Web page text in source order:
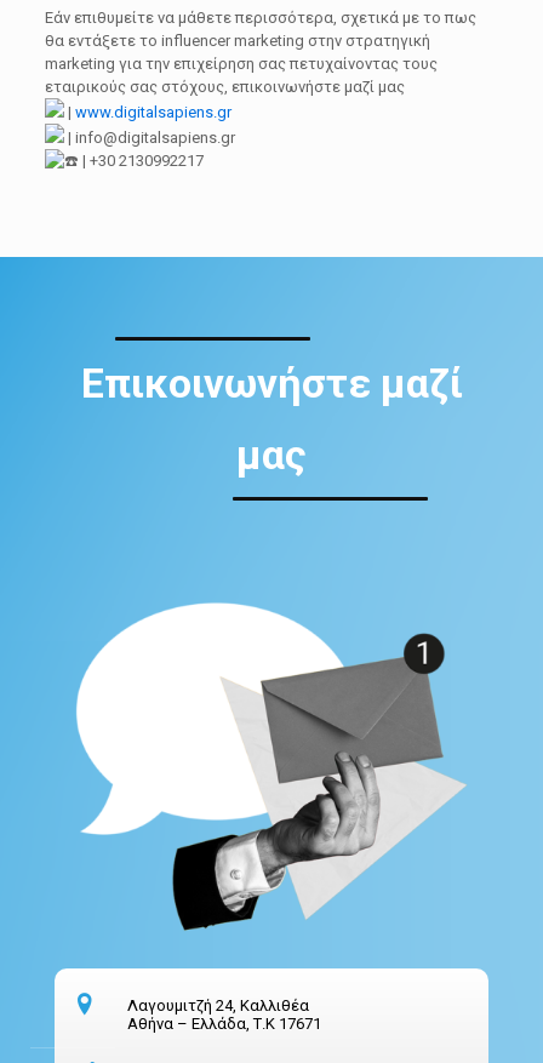
Εάν επιθυμείτε να μάθετε περισσότερα, σχετικά με το πως
θα εντάξετε το influencer marketing στην στρατηγική
marketing για την επιχείρηση σας πετυχαίνοντας τους
εταιρικούς σας στόχους, επικοινωνήστε μαζί μας
| www.digitalsapiens.gr
| info@digitalsapiens.gr
| +30 2130992217
Επικοινωνήστε μαζί
μας
Λαγουμιτζή 24, Καλλιθέα
Αθήνα – Ελλάδα, Τ.Κ 17671